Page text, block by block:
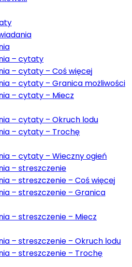
– cytaty
– cytaty – Coś więcej
– cytaty – Granica możliwości
– cytaty – Miecz
– cytaty – Okruch lodu
– cytaty – Trochę
– cytaty – Wieczny ogień
– streszczenie
– streszczenie – Coś więcej
– streszczenie – Granica
– streszczenie – Miecz
– streszczenie – Okruch lodu
– streszczenie – Trochę